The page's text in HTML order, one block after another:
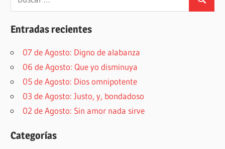
Buscar
Entradas recientes
07 de Agosto: Digno de alabanza
06 de Agosto: Que yo disminuya
05 de Agosto: Dios omnipotente
03 de Agosto: Justo, y, bondadoso
02 de Agosto: Sin amor nada sirve
Categorías